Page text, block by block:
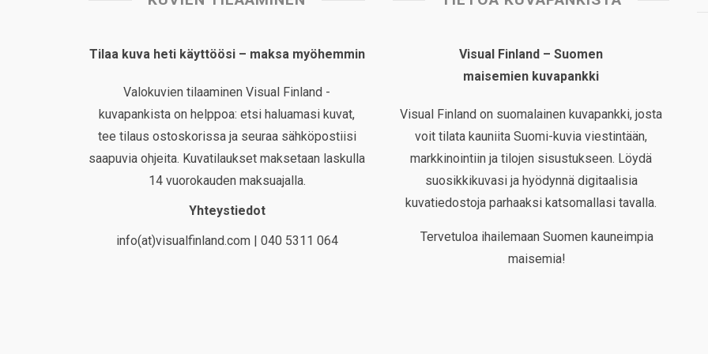
Tilaa kuva heti käyttöösi – maksa myöhemmin
Valokuvien tilaaminen Visual Finland -
kuvapankista on helppoa: etsi haluamasi kuvat,
tee tilaus ostoskorissa ja seuraa sähköpostiisi
saapuvia ohjeita. Kuvatilaukset maksetaan laskulla
14 vuorokauden maksuajalla.
Yhteystiedot
info(at)visualfinland.com | 040 5311 064
Visual Finland – Suomen
maisemien kuvapankki
Visual Finland on suomalainen kuvapankki, josta
voit tilata kauniita Suomi-kuvia viestintään,
markkinointiin ja tilojen sisustukseen. Löydä
suosikkikuvasi ja hyödynnä digitaalisia
kuvatiedostoja parhaaksi katsomallasi tavalla.
Tervetuloa ihailemaan Suomen kauneimpia
maisemia!